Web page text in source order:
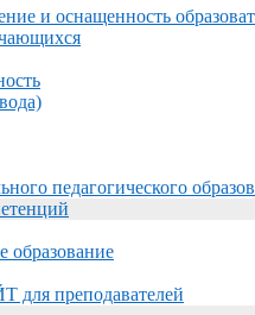
и оснащенность
педагогического
образование
для преподавателей